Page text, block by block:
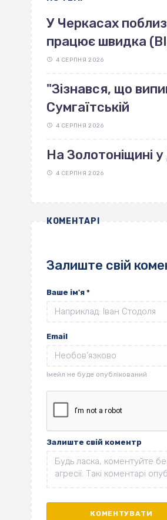
У Черкасах
працює швидка
4 СЕРПНЯ 2026
"Зізнався, що
Сумгаїтській
4 СЕРПНЯ 2026
На Золотоніщині
4 СЕРПНЯ 2026
КОМЕНТАРІ
Залиште свій
Ваше ім'я *
Email
Залиште свій коментр